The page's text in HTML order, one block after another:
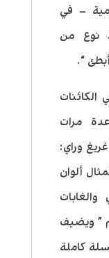
– في
نوع من
“.
مرات
وراي:
ألوان
” ويضيف
كاملة